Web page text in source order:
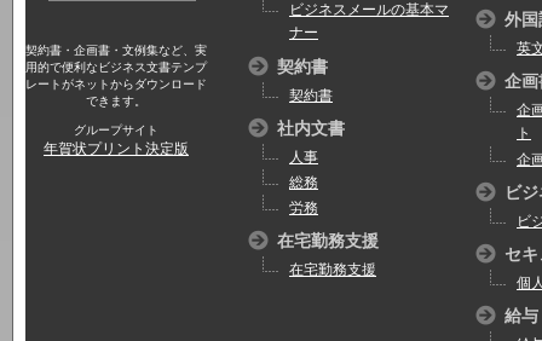
契約書・企画書・文例集など、実
用的で便利なビジネス文書テンプ
レートがネットからダウンロード
できます。
グループサイト
年賀状プリント決定版
ビジネスメールの基本マ
ナー
契約書
契約書
社内文書
人事
総務
労務
在宅勤務支援
在宅勤務支援
外国
英
企画
企
ト
企
ビ
ビ
セ
個
給与